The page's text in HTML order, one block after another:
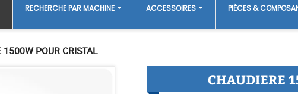
RECHERCHE PAR MACHINE ACCESSOIRES PIÈCES &
1500W POUR CRISTAL
CHAUDIERE